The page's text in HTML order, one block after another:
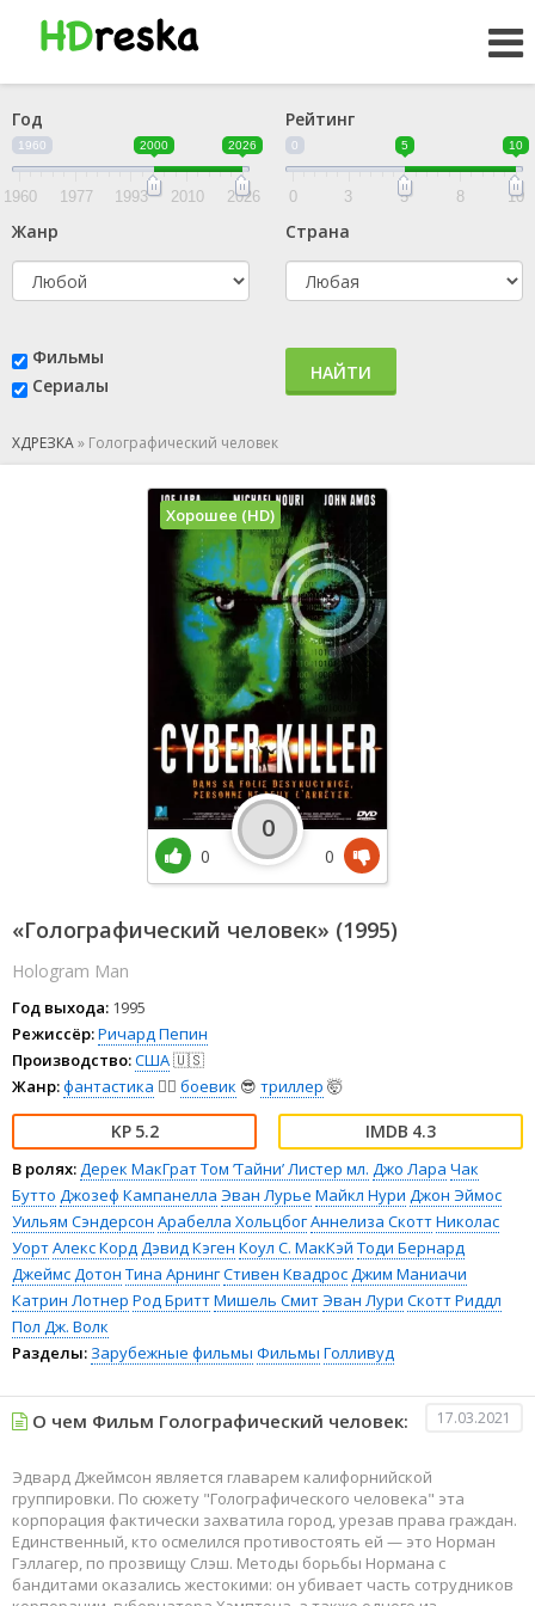
Год
1960 2000 2026
1960 1977 1993 2010 2026
Рейтинг
0 5 10
0 3 5 8 10
Жанр Страна
Фильмы
Сериалы
НАЙТИ
ХДРЕЗКА» Голографический человек
«Голографический человек» (1995)
Hologram Man
Год выхода: 1995
Режиссёр:Ричард Пепин
Производство:США🇺🇸
Жанр:фантастика 🧙‍♀️ боевик 😎 триллер 🤯
5.2 4.3
В ролях:Дерек МакГратТом ’Тайни’ Листер мл. Джо Лара Чак
Бутто Джозеф Кампанелла Эван Лурье Майкл Нури Джон Эймос
Уильям Сэндерсон Арабелла ХольцбогАннелиза СкоттНиколас
УортАлекс КордДэвид Кэген Коул С. МакКэй Тоди Бернард
Джеймс Дотон Тина АрнингСтивен КвадросДжим Маниачи
Катрин Лотнер Род БриттМишель СмитЭван Лури Скотт Риддл
Пол Дж. Волк
Разделы: Зарубежные фильмы Фильмы Голливуд
Хорошее (HD)
0
0
0
О чем Фильм Голографический человек: 17.03.2021
Эдвард Джеймсон является главарем калифорнийской
группировки. По сюжету "Голографического человека" эта
корпорация фактически захватила город, урезав права граждан.
Единственный, кто осмелился противостоять ей — это Норман
Гэллагер, по прозвищу Слэш. Методы борьбы Нормана с
бандитами оказались жестокими: он убивает часть сотрудников